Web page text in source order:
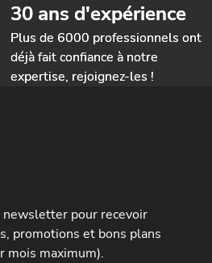
30 ans d'expérience
Plus de 6000 professionnels ont
déjà fait confiance à notre
expertise, rejoignez-les !
newsletter pour recevoir
promotions et bons plans
mois maximum).